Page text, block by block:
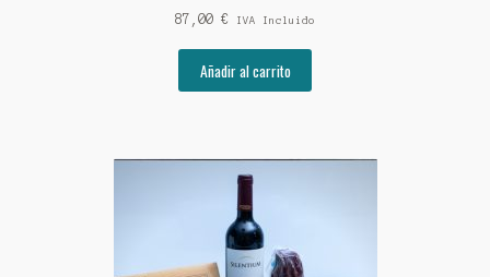
87,00 € IVA Incluido
Añadir al carrito